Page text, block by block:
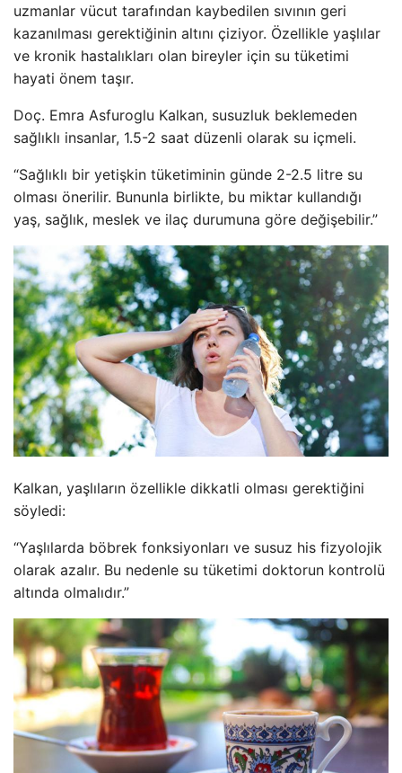
uzmanlar vücut tarafından kaybedilen sıvının geri
kazanılması gerektiğinin altını çiziyor. Özellikle yaşlılar
ve kronik hastalıkları olan bireyler için su tüketimi
hayati önem taşır.
Doç. Emra Asfuroglu Kalkan, susuzluk beklemeden
sağlıklı insanlar, 1.5-2 saat düzenli olarak su içmeli.
“Sağlıklı bir yetişkin tüketiminin günde 2-2.5 litre su
olması önerilir. Bununla birlikte, bu miktar kullandığı
yaş, sağlık, meslek ve ilaç durumuna göre değişebilir.”
Kalkan, yaşlıların özellikle dikkatli olması gerektiğini
söyledi:
“Yaşlılarda böbrek fonksiyonları ve susuz his fizyolojik
olarak azalır. Bu nedenle su tüketimi doktorun kontrolü
altında olmalıdır.”